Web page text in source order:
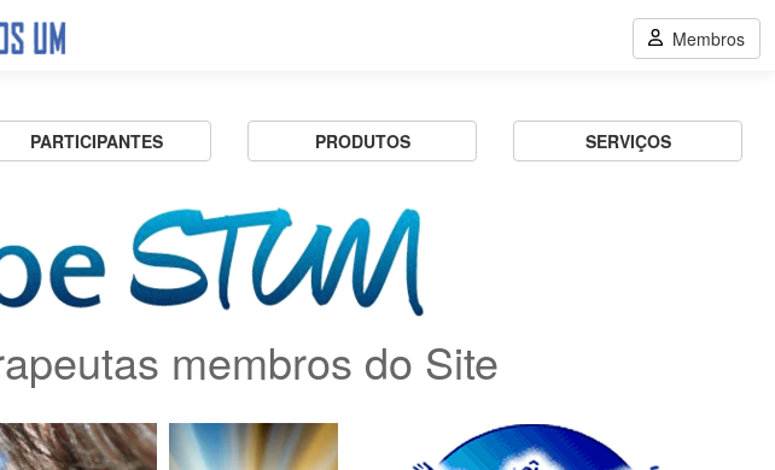
PARTICIPANTES PRODUTOS SERVIÇOS
membros do Site
Membros